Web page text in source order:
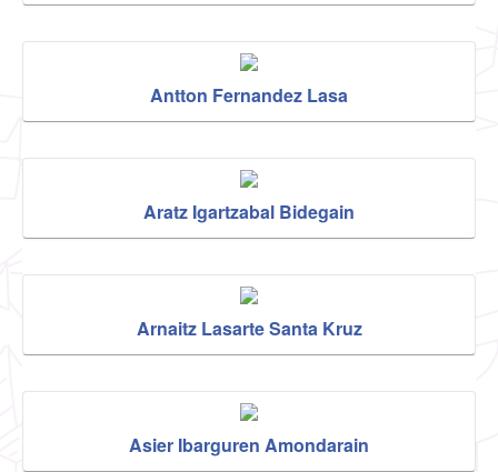
Antton Fernandez Lasa
Aratz Igartzabal Bidegain
Arnaitz Lasarte Santa Kruz
Asier Ibarguren Amondarain